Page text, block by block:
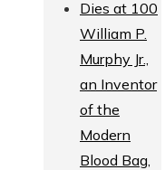
William P.
Murphy Jr.,
an Inventor
of the
Modern
Blood Bag,